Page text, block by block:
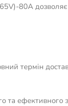
80A
термін
ефективного